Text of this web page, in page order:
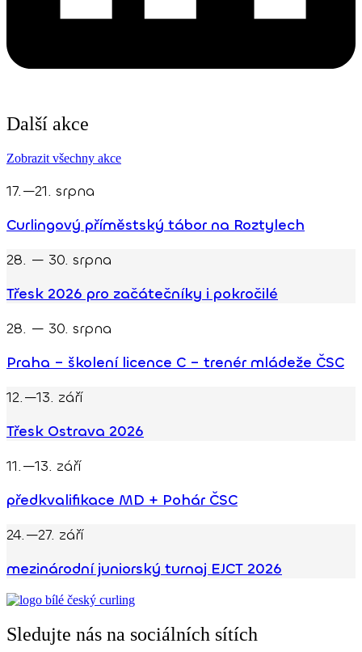
Další akce
Zobrazit všechny akce
17.—21. srpna
Curlingový příměstský tábor na Roztylech
28. — 30. srpna
Třesk 2026 pro začátečníky i pokročilé
28. — 30. srpna
Praha – školení licence C – trenér mládeže ČSC
12.—13. září
Třesk Ostrava 2026
11.—13. září
předkvalifikace MD + Pohár ČSC
24.—27. září
mezinárodní juniorský turnaj EJCT 2026
Sledujte nás na sociálních sítích